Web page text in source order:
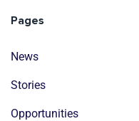
Pages
News
Stories
Opportunities